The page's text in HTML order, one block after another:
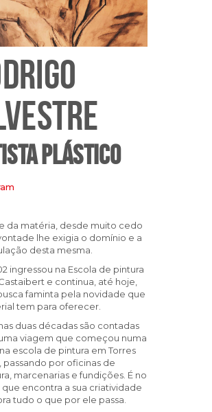
PLÁSTICO
da matéria, desde muito cedo
lhe exigia o domínio e a
desta mesma.
ingressou na Escola de pintura
e continua, até hoje,
faminta pela novidade que
tem para oferecer.
duas décadas são contadas
viagem que começou numa
escola de pintura em Torres
passando por oficinas de
marcenarias e fundições. É no
encontra a sua criatividade
tudo o que por ele passa.